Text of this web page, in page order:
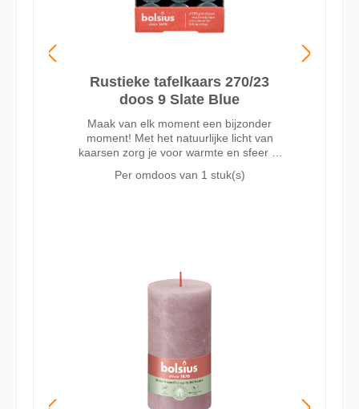
Rustieke tafelkaars 270/23
doos 9 Slate Blue
Maak van elk moment een bijzonder
moment! Met het natuurlijke licht van
kaarsen zorg je voor warmte en sfeer in
rustieke dinerkaarsen in de
zonder zwarte aanslag of walm.
Per omdoos van 1 stuk(s)